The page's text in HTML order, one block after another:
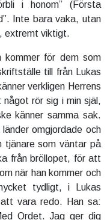
i honom” (Första
Inte bara vaka, utan
extremt viktigt.
kommer för dem som
till från Lukas
verkligen Herrens
rör sig i min själ,
känner samma sak.
omgjordade och
tjänare som väntar på
från bröllopet, för att
när han kommer och
tydligt, i Lukas
vara redo. Han sa:
Ordet. Jag ger dig